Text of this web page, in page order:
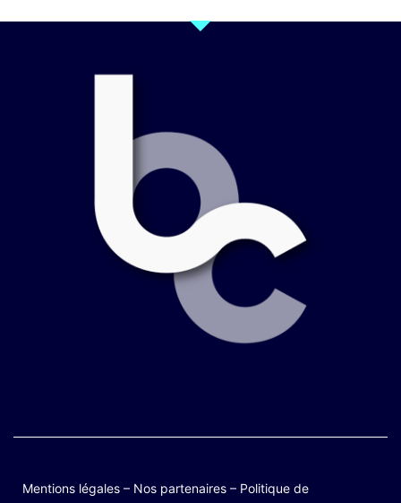
Mentions légales – Nos partenaires – Politique de